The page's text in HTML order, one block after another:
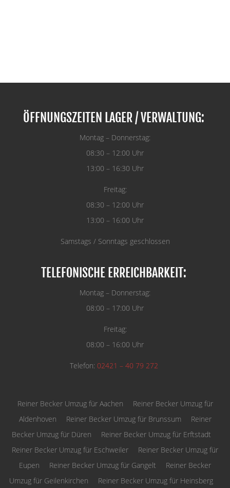
ÖFFNUNGSZEITEN LAGER / VERWALTUNG:
Montag – Donnerstag:
08:30 – 12:00 Uhr
13:00 – 16:30 Uhr
Freitag:
08:30 – 12:00 Uhr
13:00 – 16:00 Uhr
Samstags / Sonntags geschlossen
TELEFONISCHE ERREICHBARKEIT:
Montag – Donnerstag:
08:00 – 17:00 Uhr
Freitag:
08:00 – 16:00 Uhr
Telefon: 02421 – 40 79 272
Reiner Becker Umzug für Aachen
Reiner Becker Umzug für
Aldenhoven
Reiner Becker Umzug für Brunssum
Reiner
Becker Umzug für Düren
Reiner Becker Umzug für Erftstadt
Reiner Becker Umzug für Eschweiler
Reiner Becker Umzug für
Eupen
Reiner Becker Umzug für Gangelt
Reiner Becker
Umzug für Geilenkirchen
Reiner Becker Umzug für Heinsberg